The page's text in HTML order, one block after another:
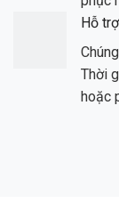
Hỗ
Thời
hoặc